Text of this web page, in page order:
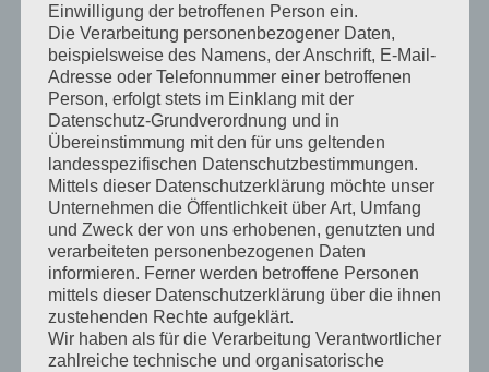
Ferienspaß mit der Verkehrswacht 2025
Die Verkehrswacht Kraichgau 1961 e.V. hat in den diesjährigen
Sommerferien 4 Geschicklichkeitsturniere für junge Radfahrer
in der Region angeboten. Dabei zeigten die Jungen und
Mädchen ihre Geschicke auf einem jeweils […]
Full Article →
Posted by:ChMi // Berichte,Slider,Uncategorized // Ferienspaß // August
31, 2025
Einwilligung der betroffenen Person ein.
Die Verarbeitung personenbezogener Daten,
beispielsweise des Namens, der Anschrift, E-Mail-
Adresse oder Telefonnummer einer betroffenen
Person, erfolgt stets im Einklang mit der
Datenschutz-Grundverordnung und in
Übereinstimmung mit den für uns geltenden
landesspezifischen Datenschutzbestimmungen.
Mittels dieser Datenschutzerklärung möchte unser
Unternehmen die Öffentlichkeit über Art, Umfang
und Zweck der von uns erhobenen, genutzten und
verarbeiteten personenbezogenen Daten
informieren. Ferner werden betroffene Personen
mittels dieser Datenschutzerklärung über die ihnen
zustehenden Rechte aufgeklärt.
Wir haben als für die Verarbeitung Verantwortlicher
zahlreiche technische und organisatorische